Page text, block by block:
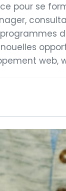
pour se
web,